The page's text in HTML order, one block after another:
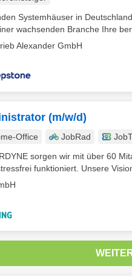
Systemhäuser in
wachsenden Branche Ihre
Alexander GmbH
(m/w/d)
Office JobRad
sorgen wir mit über 60
funktioniert. Unsere Vision